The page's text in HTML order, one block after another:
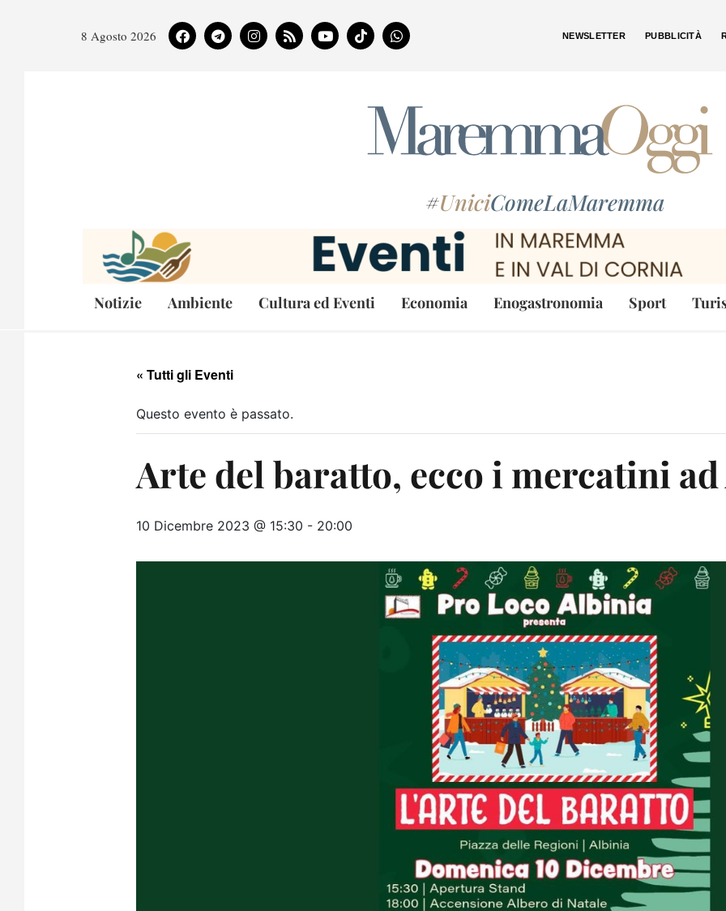
8 Agosto 2026 NEWSLETTER PUBBLICITÀ
#UniciComeLaMaremma
Notizie Ambiente Cultura ed Eventi Economia Enogastronomia Sport
« Tutti gli Eventi
Questo evento è passato.
Arte del baratto, ecco i mercatini
10 Dicembre 2023 @ 15:30 - 20:00